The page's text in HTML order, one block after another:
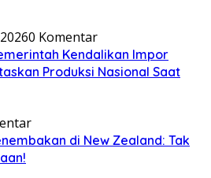
0 Komentar
Kendalikan Impor
Produksi Nasional Saat
di New Zealand: Tak